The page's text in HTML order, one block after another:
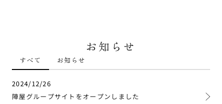
お知らせ
すべて お知らせ
2024/12/26
陣屋グループサイトをオープンしました